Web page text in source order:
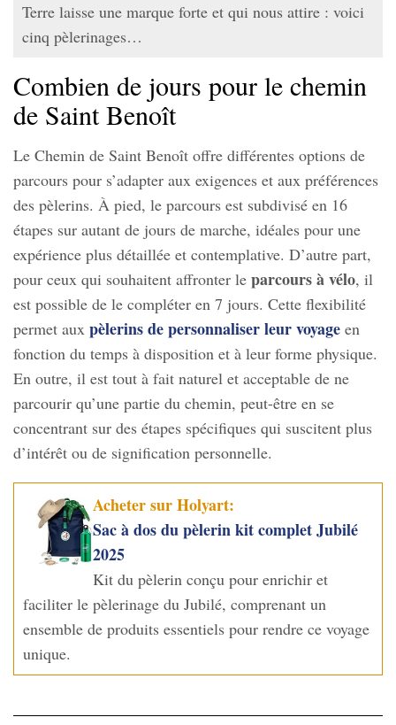
Terre laisse une marque forte et qui nous attire : voici
cinq pèlerinages…
Combien de jours pour le chemin
de Saint Benoît
Le Chemin de Saint Benoît offre différentes options de
parcours pour s’adapter aux exigences et aux préférences
des pèlerins. À pied, le parcours est subdivisé en 16
étapes sur autant de jours de marche, idéales pour une
expérience plus détaillée et contemplative. D’autre part,
pour ceux qui souhaitent affronter le parcours à vélo, il
est possible de le compléter en 7 jours. Cette flexibilité
permet aux pèlerins de personnaliser leur voyage en
fonction du temps à disposition et à leur forme physique.
En outre, il est tout à fait naturel et acceptable de ne
parcourir qu’une partie du chemin, peut-être en se
concentrant sur des étapes spécifiques qui suscitent plus
d’intérêt ou de signification personnelle.
Acheter sur Holyart:
Sac à dos du pèlerin kit complet Jubilé
2025
Kit du pèlerin conçu pour enrichir et
faciliter le pèlerinage du Jubilé, comprenant un
ensemble de produits essentiels pour rendre ce voyage
unique.